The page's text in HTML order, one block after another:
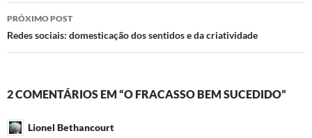
posts
PRÓXIMO POST
Redes sociais: domesticação dos sentidos e da criatividade
2 COMENTÁRIOS EM “O FRACASSO BEM SUCEDIDO”
Lionel Bethancourt